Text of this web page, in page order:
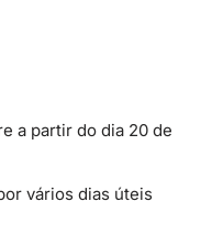
a partir do dia 20 de
vários dias úteis